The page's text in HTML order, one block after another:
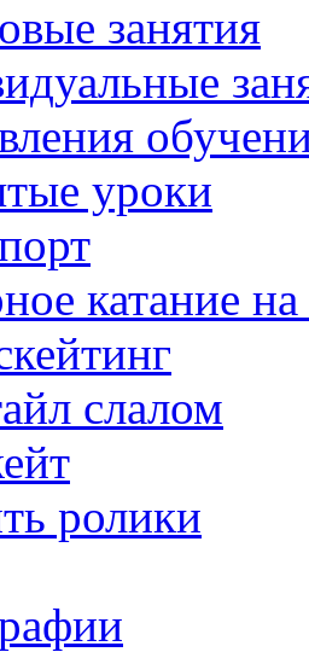
занятия
уроки
катание
слалом
ролики